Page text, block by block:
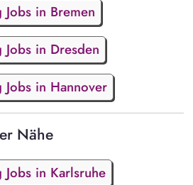
in Bremen
in Dresden
in Hannover
Nähe
in Karlsruhe